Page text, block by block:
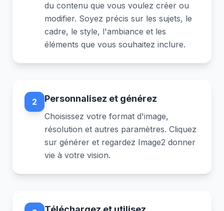
du contenu que vous voulez créer ou
modifier. Soyez précis sur les sujets, le
cadre, le style, l'ambiance et les
éléments que vous souhaitez inclure.
2 Personnalisez et générez
Choisissez votre format d'image,
résolution et autres paramètres. Cliquez
sur générer et regardez Image2 donner
vie à votre vision.